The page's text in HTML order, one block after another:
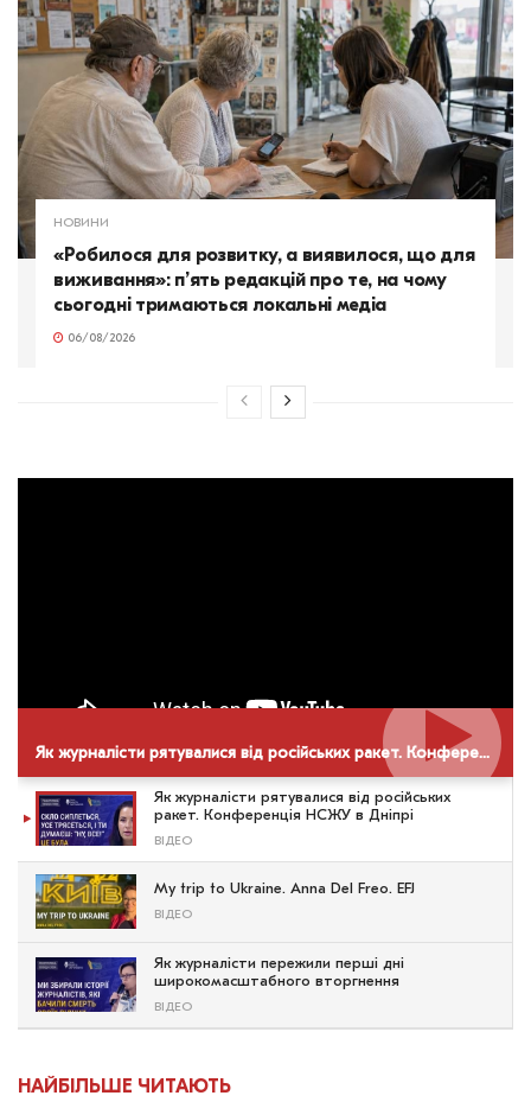
НОВИНИ
«Робилося для розвитку, а виявилося, що для
виживання»: п’ять редакцій про те, на чому
сьогодні тримаються локальні медіа
06/08/2026
Як журналісти рятувалися від російських ракет. Конференція НСЖУ в Дніпрі
Як журналісти рятувалися від російських
ракет. Конференція НСЖУ в Дніпрі
ВІДЕО
My trip to Ukraine. Anna Del Freo. EFJ
ВІДЕО
Як журналісти пережили перші дні
широкомасштабного вторгнення
ВІДЕО
НАЙБІЛЬШЕ ЧИТАЮТЬ